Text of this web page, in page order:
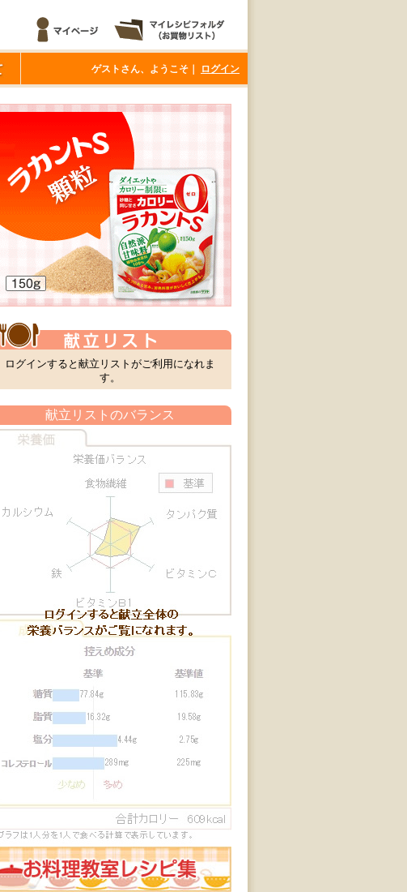
ゲストさん、ようこそ｜ ログイン
ログインすると献立リストがご利用になれま
す。
献立リストのバランス